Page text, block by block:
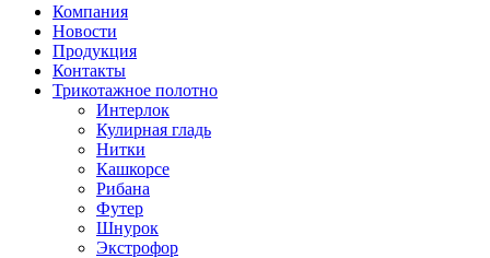
Компания
Новости
Продукция
Контакты
Трикотажное полотно
Интерлок
Кулирная гладь
Нитки
Кашкорсе
Рибана
Футер
Шнурок
Экстрофор